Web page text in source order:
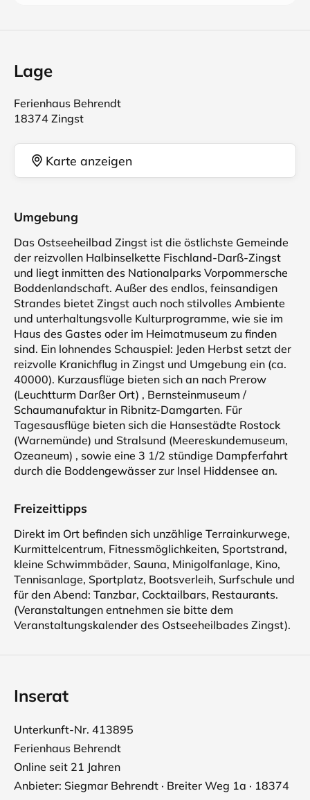
Lage
Ferienhaus Behrendt
18374 Zingst
Karte anzeigen
Umgebung
Das Ostseeheilbad Zingst ist die östlichste Gemeinde
der reizvollen Halbinselkette Fischland-Darß-Zingst
und liegt inmitten des Nationalparks Vorpommersche
Boddenlandschaft. Außer des endlos, feinsandigen
Strandes bietet Zingst auch noch stilvolles Ambiente
und unterhaltungsvolle Kulturprogramme, wie sie im
Haus des Gastes oder im Heimatmuseum zu finden
sind. Ein lohnendes Schauspiel: Jeden Herbst setzt der
reizvolle Kranichflug in Zingst und Umgebung ein (ca.
40000). Kurzausflüge bieten sich an nach Prerow
(Leuchtturm Darßer Ort) , Bernsteinmuseum /
Schaumanufaktur in Ribnitz-Damgarten. Für
Tagesausflüge bieten sich die Hansestädte Rostock
(Warnemünde) und Stralsund (Meereskundemuseum,
Ozeaneum) , sowie eine 3 1/2 stündige Dampferfahrt
durch die Boddengewässer zur Insel Hiddensee an.
Freizeittipps
Direkt im Ort befinden sich unzählige Terrainkurwege,
Kurmittelcentrum, Fitnessmöglichkeiten, Sportstrand,
kleine Schwimmbäder, Sauna, Minigolfanlage, Kino,
Tennisanlage, Sportplatz, Bootsverleih, Surfschule und
für den Abend: Tanzbar, Cocktailbars, Restaurants.
(Veranstaltungen entnehmen sie bitte dem
Veranstaltungskalender des Ostseeheilbades Zingst).
Inserat
Unterkunft-Nr. 413895
Ferienhaus Behrendt
Online seit 21 Jahren
Anbieter: Siegmar Behrendt · Breiter Weg 1a · 18374